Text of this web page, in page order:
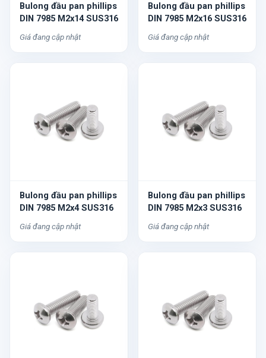
Bulong đầu pan phillips
DIN 7985 M2x14 SUS316
Giá đang cập nhật
Bulong đầu pan phillips
DIN 7985 M2x16 SUS316
Giá đang cập nhật
Bulong đầu pan phillips
DIN 7985 M2x4 SUS316
Giá đang cập nhật
Bulong đầu pan phillips
DIN 7985 M2x3 SUS316
Giá đang cập nhật